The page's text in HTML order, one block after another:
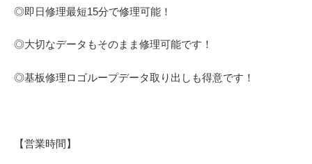
◎即日修理最短15分で修理可能！
◎大切なデータもそのまま修理可能です！
◎基板修理ロゴループデータ取り出しも得意です！
【営業時間】